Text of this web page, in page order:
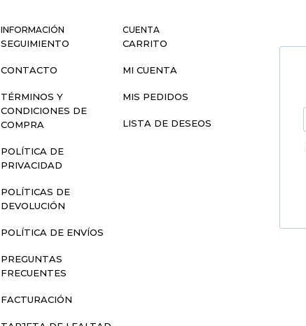
INFORMACIÓN
SEGUIMIENTO
CONTACTO
TÉRMINOS Y
CONDICIONES DE
COMPRA
POLÍTICA DE
PRIVACIDAD
POLÍTICAS DE
DEVOLUCIÓN
POLÍTICA DE ENVÍOS
PREGUNTAS
FRECUENTES
FACTURACIÓN
CUENTA
CARRITO
MI CUENTA
MIS PEDIDOS
LISTA DE DESEOS